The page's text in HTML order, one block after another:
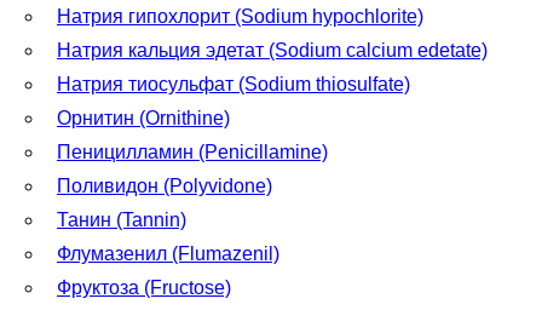
Натрия гипохлорит (Sodium hypochlorite)
Натрия кальция эдетат (Sodium calcium edetate)
Натрия тиосульфат (Sodium thiosulfate)
Орнитин (Ornithine)
Пеницилламин (Penicillamine)
Поливидон (Polyvidone)
Танин (Tannin)
Флумазенил (Flumazenil)
Фруктоза (Fructose)